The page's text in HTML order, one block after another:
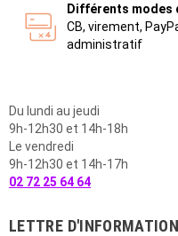
Différents modes
CB, virement,
administratif
Du lundi au jeudi
9h-12h30 et 14h-18h
Le vendredi
9h-12h30 et 14h-17h
02 72 25 64 64
LETTRE